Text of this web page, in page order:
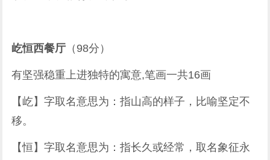
屹恒西餐厅 （98分）
有坚强稳重上进独特的寓意,笔画一共16画
【屹】字取名意思为：指山高的样子，比喻坚定不
移。
【恒】字取名意思为：指长久或经常，取名象征永